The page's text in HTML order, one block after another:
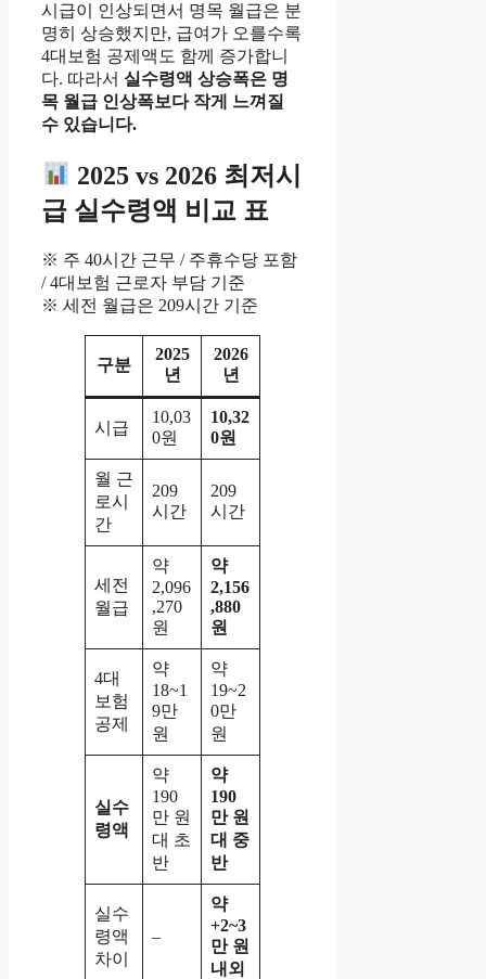
시급이 인상되면서 명목 월급은 분
명히 상승했지만, 급여가 오를수록
4대보험 공제액도 함께 증가합니
다. 따라서 실수령액 상승폭은 명
목 월급 인상폭보다 작게 느껴질
수 있습니다.
2025 vs 2026 최저시
급 실수령액 비교 표
※ 주 40시간 근무 / 주휴수당 포함
/ 4대보험 근로자 부담 기준
※ 세전 월급은 209시간 기준
구분
2025
년
2026
년
시급
10,03
0원
10,32
0원
월 근
로시
간
209
시간
209
시간
세전
월급
약
2,096
,270
원
약
2,156
,880
원
4대
보험
공제
약
18~1
9만
원
약
19~2
0만
원
실수
령액
약
190
만 원
대 초
반
약
190
만 원
대 중
반
실수
령액
차이
–
약
+2~3
만 원
내외